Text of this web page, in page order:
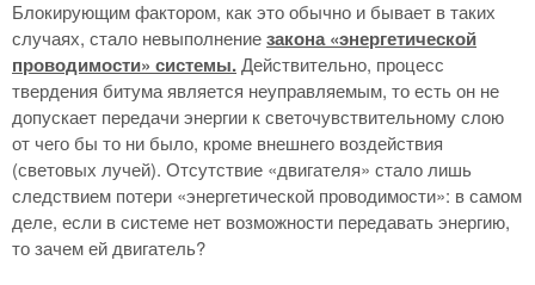
Блокирующим фактором, как это обычно и бывает в таких
случаях, стало невыполнениезакона «энергетической
проводимости» системы.Действительно, процесс
твердения битума является неуправляемым, то есть он не
допускает передачи энергии к светочувствительному слою
от чего бы то ни было, кроме внешнего воздействия
(световых лучей). Отсутствие «двигателя» стало лишь
следствием потери «энергетической проводимости»: в самом
деле, если в системе нет возможности передавать энергию,
то зачем ей двигатель?